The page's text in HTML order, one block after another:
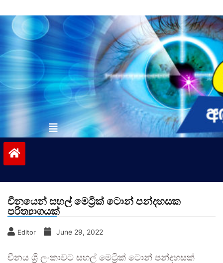
to
contentvinivida.lk
චීනයෙන් සහල් මෙට්‍රික් ටොන් පන්දහසක
පරිත්‍යාගයක්
Editor June 29, 2022
චීනය ශ්‍රී ලංකාවට සහල් මෙට්‍රික් ටොන් පන්දහසක්